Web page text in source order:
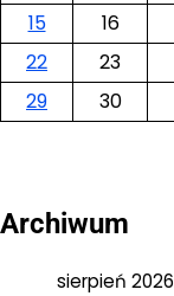
15
16
22
23
29
30
Archiwum
sierpień 2026